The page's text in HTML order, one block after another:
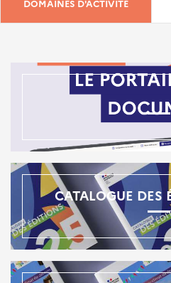
DOMAINES D'ACTIVITÉ
CATALOGUE DES